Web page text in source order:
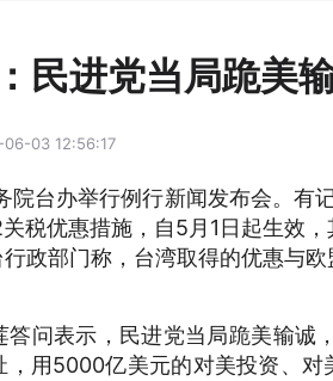
民进党当局跪美
03 12:56:17
院台办举行例行新闻发布会。有
税优惠措施，自5月1日起生效
行政部门称，台湾取得的优惠与
答问表示，民进党当局跪美输诚
，用5000亿美元的对美投资、